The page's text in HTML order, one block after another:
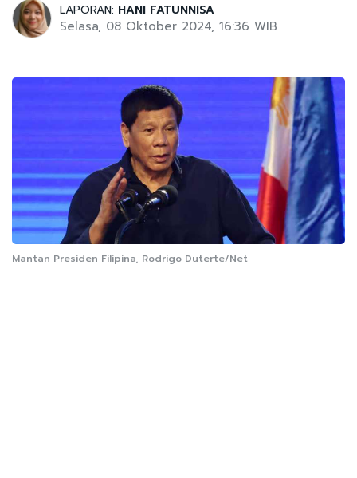
LAPORAN: HANI FATUNNISA
Selasa, 08 Oktober 2024, 16:36 WIB
Mantan Presiden Filipina, Rodrigo Duterte/Net